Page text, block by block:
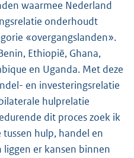
waarmee Nederland
onderhoudt
«overgangslanden».
Ethiopië, Ghana,
en Uganda. Met deze
en investeringsrelatie
hulprelatie
dit proces zoek ik
hulp, handel en
er kansen binnen